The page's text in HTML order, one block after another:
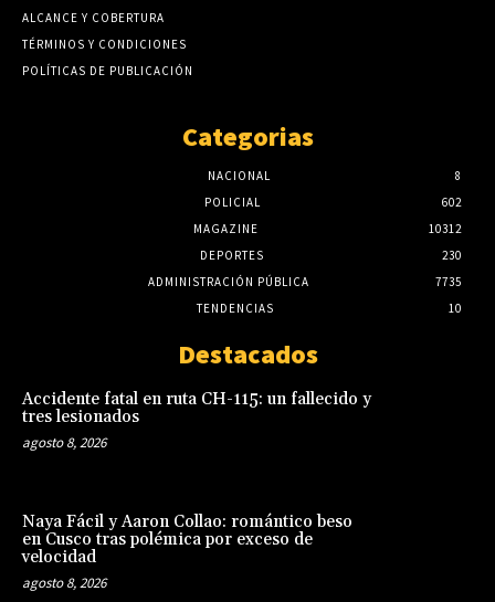
ALCANCE Y COBERTURA
TÉRMINOS Y CONDICIONES
POLÍTICAS DE PUBLICACIÓN
Categorias
NACIONAL
8
POLICIAL
602
MAGAZINE
10312
DEPORTES
230
ADMINISTRACIÓN PÚBLICA
7735
TENDENCIAS
10
Destacados
Accidente fatal en ruta CH-115: un fallecido y
tres lesionados
agosto 8, 2026
Naya Fácil y Aaron Collao: romántico beso
en Cusco tras polémica por exceso de
velocidad
agosto 8, 2026